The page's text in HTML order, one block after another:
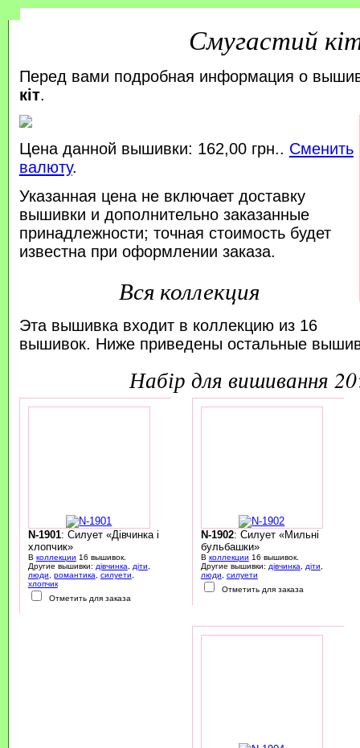
Смугастий
Перед вами подробная информация о
кіт.
Цена данной вышивки: 162,00 грн.. Сменить
валюту.
Указанная цена не включает доставку
вышивки и дополнительно заказанные
принадлежности; точная стоимость будет
известна при оформлении заказа.
Вся коллекция
Эта вышивка входит в коллекцию из 16
вышивок. Ниже приведены остальные
набір для вишивання
N-1901: Силует «Дівчинка і
хлопчик»
В коллекции 16 вышивок.
Другие вышивки: дівчинка діти
люди
романтика силуети
хлопчик
Отметить для заказа
N-1902: Силует «Мильні
бульбашки»
В коллекции 16 вышивок.
Другие вышивки: дівчинка діти
люди
силуети
Отметить для заказа